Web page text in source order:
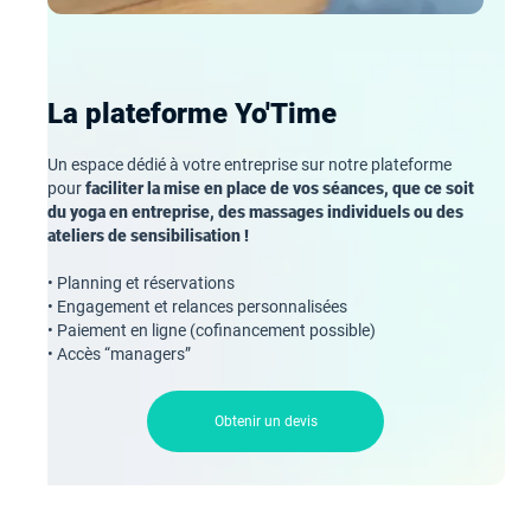
La plateforme Yo'Time
Un espace dédié à votre entreprise sur notre plateforme
pourfaciliter la mise en place de vos séances, que ce soit
du yoga en entreprise, des massages individuels ou des
ateliers de sensibilisation !
• Planning et réservations
• Engagement et relances personnalisées
• Paiement en ligne (cofinancement possible)
• Accès “managers”
Obtenir un devis